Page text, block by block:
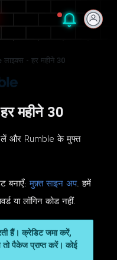
- हर महीने 30
महीने 30
लें और Rumble के मुफ्त
बनाएँ:मुफ़्त साइन अप. हमें
या लॉगिन कोड नहीं.
हैं। क्रेडिट जमा करें,
पैकेज प्राप्त करें। कोई